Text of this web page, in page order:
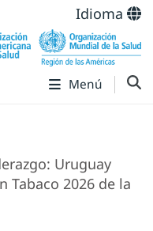
Idioma
Menú
Uruguay
Tabaco 2026 de la